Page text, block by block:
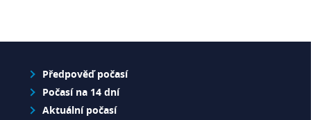
Předpověď počasí
Počasí na 14 dní
Aktuální počasí